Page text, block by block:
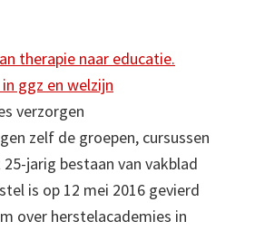
therapie naar educatie.
ggz en welzijn
verzorgen
zelf de groepen, cursussen
jarig bestaan van vakblad
is op 12 mei 2016 gevierd
over herstelacademies in